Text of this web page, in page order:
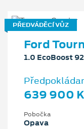
PŘEDVÁDĚCÍ VŮZ
Ford
1.0 EcoBoost
639 900
Pobočka
Opava